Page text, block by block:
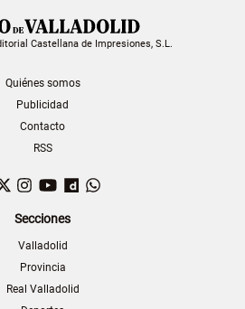
Castellana de Impresiones, S.L.
Quiénes somos
Publicidad
Contacto
RSS
TwitterInstagram
YouTubeDailymotion
Secciones
Valladolid
Provincia
Real Valladolid